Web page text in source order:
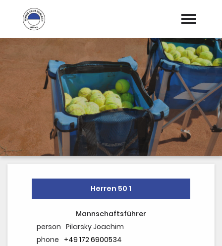
Startseite
Aktuelles
Allgemeinesexpand_more
Vereinskalender
Platzbuchung
Sportexpand_more
Gastronomie expand_more
Herren 50 1
Mannschaftsführer
person Pilarsky Joachim
phone +49 172 6900534